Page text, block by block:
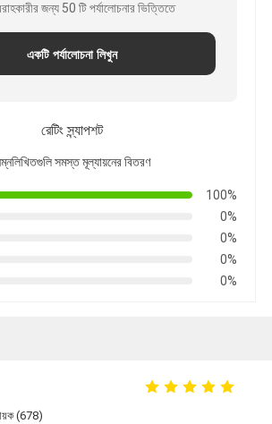
জন্য 50 টি পর্যালোচনার ভিত্তিতে
একটি পর্যালোচনা লিখুন
রেটিং স্ন্যাপশট
সমস্ত মূল্যায়নের বিতরণ
100%
0%
0%
0%
0%
(678)